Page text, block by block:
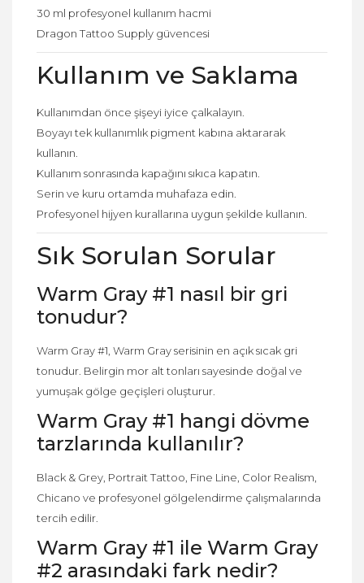
30 ml profesyonel kullanım hacmi
Dragon Tattoo Supply güvencesi
Kullanım ve Saklama
Kullanımdan önce şişeyi iyice çalkalayın.
Boyayı tek kullanımlık pigment kabına aktararak
kullanın.
Kullanım sonrasında kapağını sıkıca kapatın.
Serin ve kuru ortamda muhafaza edin.
Profesyonel hijyen kurallarına uygun şekilde kullanın.
Sık Sorulan Sorular
Warm Gray #1 nasıl bir gri
tonudur?
Warm Gray #1, Warm Gray serisinin en açık sıcak gri
tonudur. Belirgin mor alt tonları sayesinde doğal ve
yumuşak gölge geçişleri oluşturur.
Warm Gray #1 hangi dövme
tarzlarında kullanılır?
Black & Grey, Portrait Tattoo, Fine Line, Color Realism,
Chicano ve profesyonel gölgelendirme çalışmalarında
tercih edilir.
Warm Gray #1 ile Warm Gray
#2 arasındaki fark nedir?